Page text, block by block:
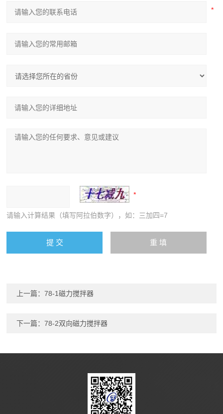
请输入计算结果（填写阿拉伯数字），如：三加四=7
上一篇：78-1磁力搅拌器
下一篇：78-2双向磁力搅拌器